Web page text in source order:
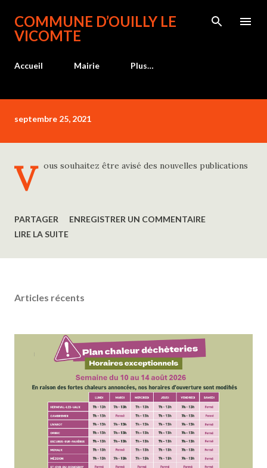
Accéder au contenu principal
COMMUNE D’OUILLY LE
VICOMTE
Accueil Mairie Plus…
t
septembre 25, 2021
V ous souhaitez être avisé des nouvelles publications
PARTAGER
ENREGISTRER UN COMMENTAIRE
LIRE LA SUITE
Articles récents